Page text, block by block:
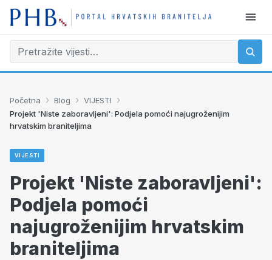
Početna › Blog › VIJESTI ›
Projekt 'Niste zaboravljeni': Podjela pomoći najugroženijim
hrvatskim braniteljima
VIJESTI
Projekt 'Niste zaboravljeni':
Podjela pomoći
najugroženijim hrvatskim
braniteljima